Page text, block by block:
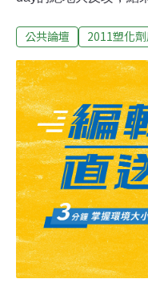
加物等等方法被提出
已警告過！異化的年
「異化」的觀點，其中
「勞動者與生產過程
化」、「勞動者與其
化疏離的勞動者，進入到
化」的觀點，可以是
人的食品生產關係上
系的生產流程中，人
經不知桌上的食物，如何
的時代，食物是生活
公共論壇 2011塑化